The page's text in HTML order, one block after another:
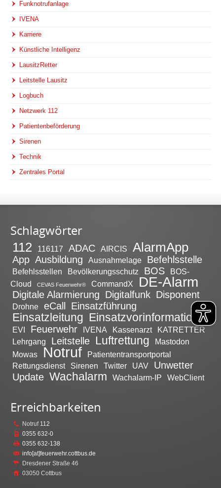
Funknotrufanlage
IVENA
Karriere
Künstliche Intelligenz
LausitzRetter
Leitstelle Lausitz
Logbuch
Netzwerk 112
Patientenbeförderung
Sirenen
Technik
Zentrales Portal
Schlagwörter
112 116117 ADAC AIRCIS AlarmApp
App Ausbildung Ausnahmelage Befehlsstelle
Befehlsstellen Bevölkerungsschutz BOS
BOS-
Cloud
CEVAS Feuerwehr® CommandX DE-Alarm
Digitale Alarmierung Digitalfunk Disponent
Drohne eCall Einsatzführung
Einsatzleitung Einsatzvorinformation
EVI Feuerwehr IVENA Kassenarzt
KATRETTER
Lehrgang
Leitstelle Luftrettung
Mastodon
Mowas
Notruf
Patiententransportportal
Rettungsdienst
Sirenen Twitter UAV
Unwetter
Update Wachalarm Wachalarm-IP WebClient
Erreichbarkeiten
Notruf 112
0355 632-0
0355 632-138
info[at]feuerwehr.cottbus.de
Dresdener Straße 46
03050 Cottbus